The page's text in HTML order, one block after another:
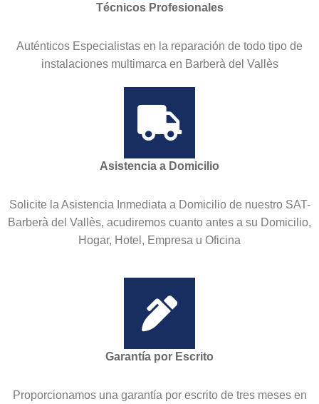
Técnicos Profesionales
Auténticos Especialistas en la reparación de todo tipo de
instalaciones multimarca en Barberà del Vallès
Asistencia a Domicilio
Solicite la Asistencia Inmediata a Domicilio de nuestro SAT-
Barberà del Vallès, acudiremos cuanto antes a su Domicilio,
Hogar, Hotel, Empresa u Oficina
Garantía por Escrito
Proporcionamos una garantía por escrito de tres meses en